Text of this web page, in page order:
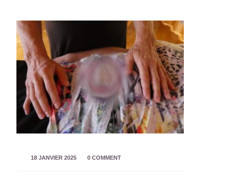
18 JANVIER 2025 0 COMMENT